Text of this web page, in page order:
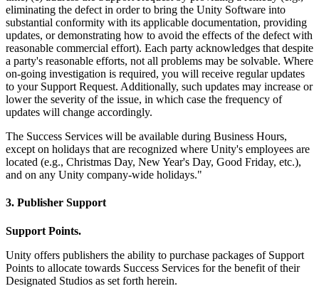
eliminating the defect in order to bring the Unity Software into
substantial conformity with its applicable documentation, providing
updates, or demonstrating how to avoid the effects of the defect with
reasonable commercial effort). Each party acknowledges that despite
a party's reasonable efforts, not all problems may be solvable. Where
on-going investigation is required, you will receive regular updates
to your Support Request. Additionally, such updates may increase or
lower the severity of the issue, in which case the frequency of
updates will change accordingly.
The Success Services will be available during Business Hours,
except on holidays that are recognized where Unity's employees are
located (e.g., Christmas Day, New Year's Day, Good Friday, etc.),
and on any Unity company-wide holidays."
3. Publisher Support
Support Points.
Unity offers publishers the ability to purchase packages of Support
Points to allocate towards Success Services for the benefit of their
Designated Studios as set forth herein.